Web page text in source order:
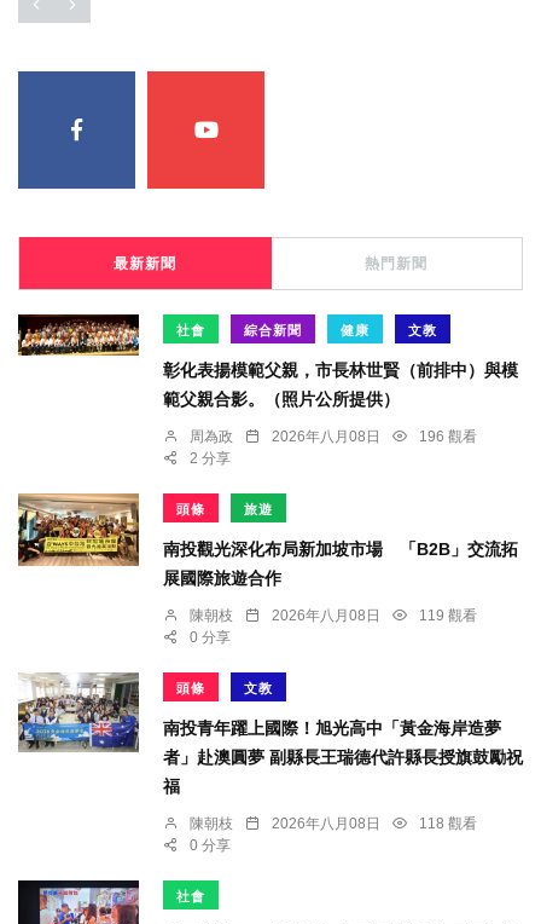
最新新聞 熱門新聞
社會 綜合新聞 健康 文教
彰化表揚模範父親，市長林世賢（前排中）與模
範父親合影。（照片公所提供）
周為政 2026年八月08日
196 觀看
2 分享
頭條 旅遊
南投觀光深化布局新加坡市場 「B2B」交流拓
展國際旅遊合作
陳朝枝 2026年八月08日
119 觀看
0 分享
頭條 文教
南投青年躍上國際！旭光高中「黃金海岸造夢
者」赴澳圓夢 副縣長王瑞德代許縣長授旗鼓勵祝
福
陳朝枝 2026年八月08日
118 觀看
0 分享
社會